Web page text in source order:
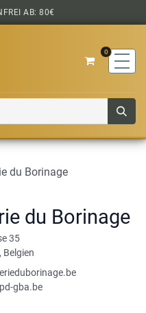
AB: 80€
0
du Borinage
du Borinage
35
, Belgien
gba.be